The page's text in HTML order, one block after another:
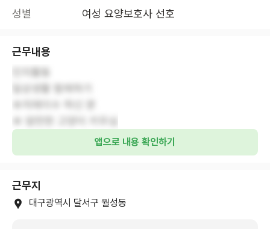
성별
여성 요양보호사 선호
근무내용
앱으로 내용 확인하기
근무지
대구광역시 달서구 월성동